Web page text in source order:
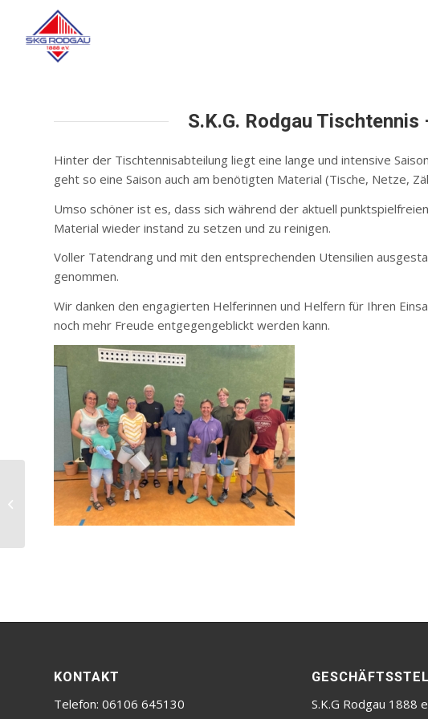
S.K.G. Rodgau
Hinter der Tischtennisabteilung liegt eine lange und intensive
geht so eine Saison auch am benötigten Material (Tische, Netze,
Umso schöner ist es, dass sich während der aktuell
Material wieder instand zu setzen und zu reinigen.
Voller Tatendrang und mit den entsprechenden Utensilien
genommen.
Wir danken den engagierten Helferinnen und Helfern für Ihren
noch mehr Freude entgegengeblickt werden kann.
KONTAKT
Telefon: 06106 645130
S.K.G Rodgau 1888
Nico Hübner auf dem
Podest bei den
hessischen Ranglisten
der Kids!